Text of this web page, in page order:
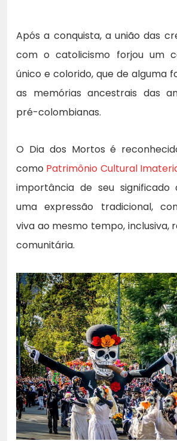
Após a conquista, a união das
com o catolicismo forjou um
único e colorido, que de alguma
as memórias ancestrais das
pré-colombianas.
O Dia dos Mortos é
como Patrimônio Cultural
importância de seu significado
uma expressão tradicional,
viva ao mesmo tempo, inclusiva,
comunitária.